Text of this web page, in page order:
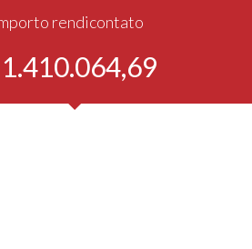
rendicontato